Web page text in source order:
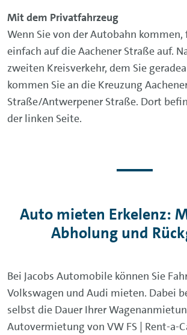
Mit dem Privatfahrzeug
Wenn Sie von der Autobahn kommen,
einfach auf die Aachener Straße auf.
zweiten Kreisverkehr, dem Sie
kommen Sie an die Kreuzung
Straße/Antwerpener Straße. Dort
der linken Seite.
Auto mieten Erkelenz:
Abholung und
Bei Jacobs Automobile können Sie
Volkswagen und Audi mieten. Dabei
selbst die Dauer Ihrer
Autovermietung von VW FS | Rent-a-